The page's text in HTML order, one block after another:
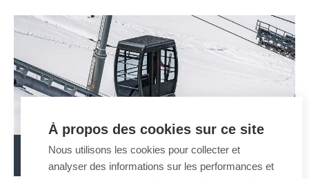
LEER EL ARTÍCULO
À propos des cookies sur ce site
Nous utilisons les cookies pour collecter et
analyser des informations sur les performances et